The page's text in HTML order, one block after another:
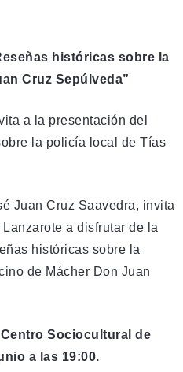
históricas sobre la
Cruz Sepúlveda”
a la presentación del
la policía local de Tías
Juan Cruz Saavedra, invita
a disfrutar de la
históricas sobre la
de Mácher Don Juan
Sociocultural de
a las 19:00.